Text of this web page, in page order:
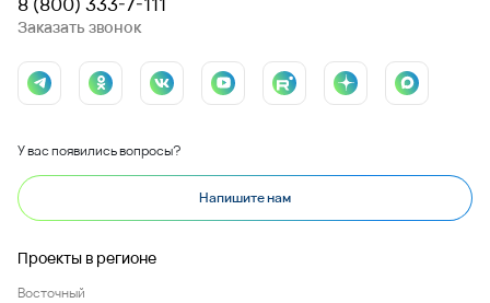
Заказать звонок
У вас появились вопросы?
Напишите нам
Проекты в регионе
Восточный